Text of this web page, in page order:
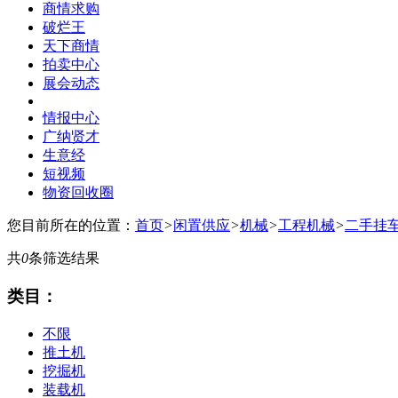
商情求购
破烂王
天下商情
拍卖中心
展会动态
情报中心
广纳贤才
生意经
短视频
物资回收圈
您目前所在的位置： 首页>闲置供应>机械>工程机械>二手挂
共0条筛选结果
类目：
不限
推土机
挖掘机
装载机